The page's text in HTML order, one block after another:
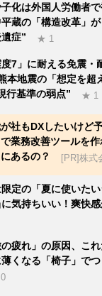
子化は外国人労働者
蔵の「構造改革」
症”
★ 1
度7」に耐える免震
本地震の「想定を超
行基準の弱点”
★ 1
社もDXしたいけど
で業務改善ツールを
あるの？
[PR]株式
定の「夏に使いたい
気持ちいい！爽快
の疲れ」の原因、こ
くなる「椅子」で